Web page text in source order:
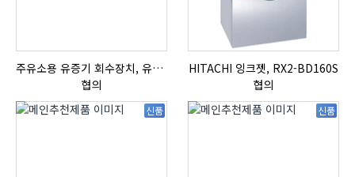
주유소용 유증기 회수장치, 유증기 회수장치, 방폭형, 방폭형 유증기 회수장치
협의
HITACHI 잉크젯, RX2-BD160S
협의
신품 신품